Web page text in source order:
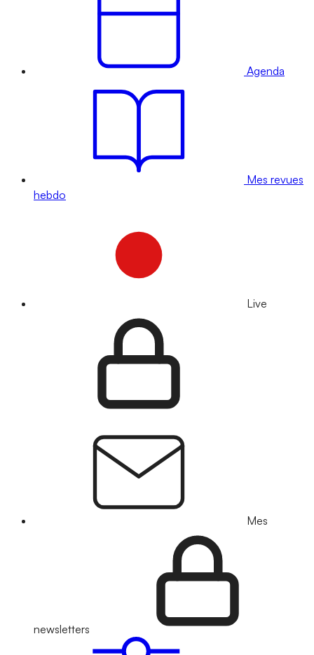
Agenda
Mes revues
hebdo
Live
Mes
newsletters